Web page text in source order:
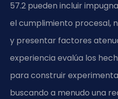
57.2 pueden incluir
el cumplimiento procesal,
y presentar factores
experiencia evalúa los
para construir
buscando a menudo una